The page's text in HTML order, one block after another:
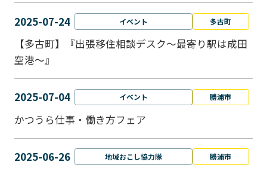
2025-07-24 イベント 多古町
【多古町】『出張移住相談デスク～最寄り駅は成田
空港～』
2025-07-04 イベント 勝浦市
かつうら仕事・働き方フェア
2025-06-26 地域おこし協力隊 勝浦市